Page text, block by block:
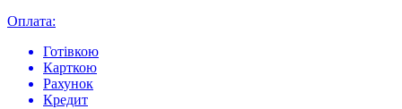
Оплата:
Готівкою
Карткою
Рахунок
Кредит